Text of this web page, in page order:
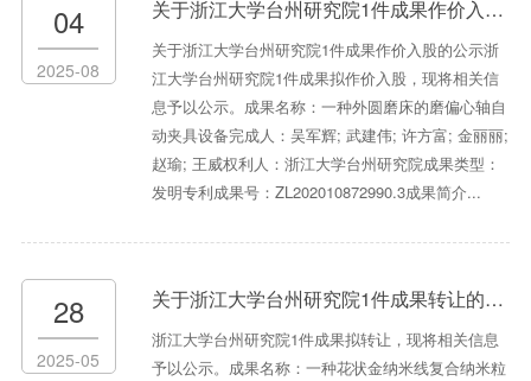
04
2025-08
关于浙江大学台州研究院1件成果作价入股的公示
关于浙江大学台州研究院1件成果作价入股的公示浙
江大学台州研究院1件成果拟作价入股，现将相关信
息予以公示。成果名称：一种外圆磨床的磨偏心轴自
动夹具设备完成人：吴军辉; 武建伟; 许方富; 金丽丽;
赵瑜; 王威权利人：浙江大学台州研究院成果类型：
发明专利成果号：ZL202010872990.3成果简介...
28
2025-05
关于浙江大学台州研究院1件成果转让的公示
浙江大学台州研究院1件成果拟转让，现将相关信息
予以公示。成果名称：一种花状金纳米线复合纳米粒